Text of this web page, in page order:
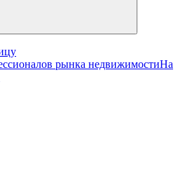
рынка недвижимостиНа